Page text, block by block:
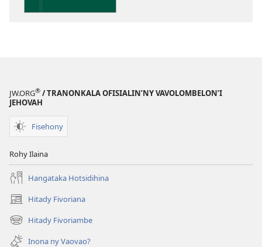
JW.ORG® / TRANONKALA OFISIALIN’NY VAVOLOMBELON’I
JEHOVAH
Fisehony
Rohy Ilaina
Hangataka Hotsidihina
Hitady Fivoriana
(manokatra
rohy) Hitady Fivoriambe
(manokatra
rohy) Inona ny Vaovao?